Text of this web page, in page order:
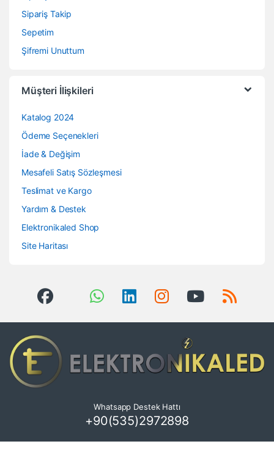
Sipariş Takip
Sepetim
Şifremi Unuttum
Müşteri İlişkileri
Katalog 2024
Ödeme Seçenekleri
İade & Değişim
Mesafeli Satış Sözleşmesi
Teslimat ve Kargo
Yardım & Destek
Elektronikaled Shop
Site Haritası
Whatsapp Destek Hattı
+90(535)2972898